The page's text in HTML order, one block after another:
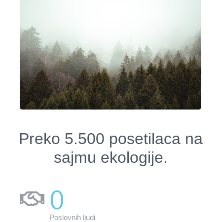
Preko 5.500 posetilaca na
sajmu ekologije.
Poslovnih ljudi
0